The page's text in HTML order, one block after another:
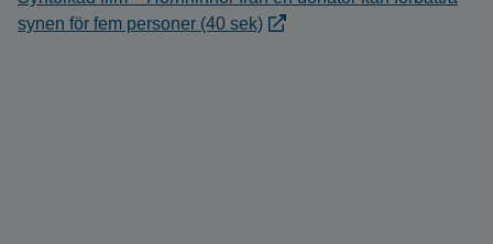
synen för fem personer (40 sek)